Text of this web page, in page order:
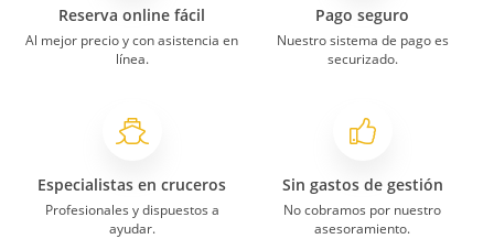
Reserva online fácil
Al mejor precio y con asistencia en
línea.
Pago seguro
Nuestro sistema de pago es
securizado.
Especialistas en cruceros
Profesionales y dispuestos a
ayudar.
Sin gastos de gestión
No cobramos por nuestro
asesoramiento.